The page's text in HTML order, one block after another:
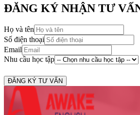
ĐĂNG KÝ NHẬN TƯ
Họ và tên
Số điện thoại
Email
Nhu cầu học tập
ĐĂNG KÝ TƯ VẤN